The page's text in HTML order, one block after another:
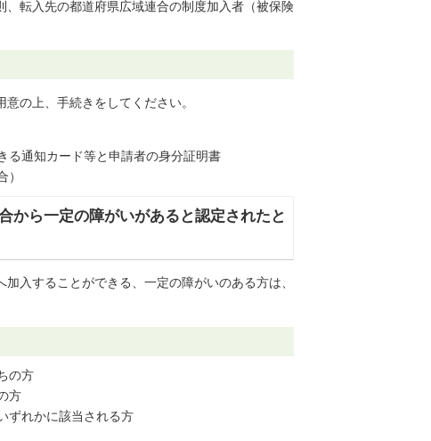
転入先の都道府県広域連合の制度加入者（被保険
の上、手続きをしてください。
る通知カード等と申請者の身分証明書
から一定の障がいがあると認定されたと
入することができる、一定の障がいのある方は、
の方
方
ずれかに該当される方